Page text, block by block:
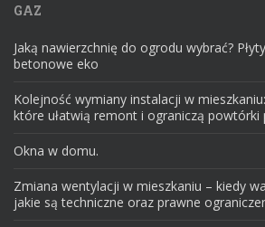
GAZ
Jaką nawierzchnię do ogrodu wybrać?
betonowe eko
Kolejność wymiany instalacji w
które ułatwią remont i ograniczą powtórki
Okna w domu.
Zmiana wentylacji w mieszkaniu – kiedy
jakie są techniczne oraz prawne